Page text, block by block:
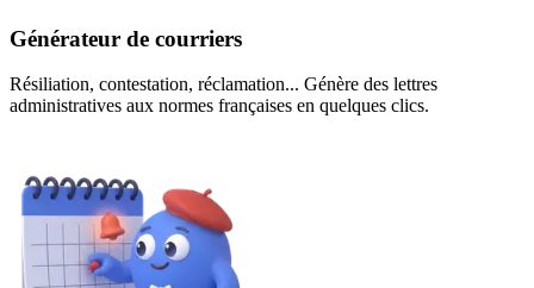
Générateur de courriers
Résiliation, contestation, réclamation... Génère des lettres
administratives aux normes françaises en quelques clics.